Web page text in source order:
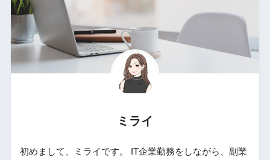
ミライ
初めまして、ミライです。 IT企業勤務をしながら、副業